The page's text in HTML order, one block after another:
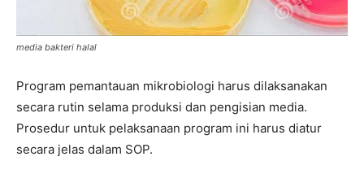
media bakteri halal
Program pemantauan mikrobiologi harus dilaksanakan
secara rutin selama produksi dan pengisian media.
Prosedur untuk pelaksanaan program ini harus diatur
secara jelas dalam SOP.